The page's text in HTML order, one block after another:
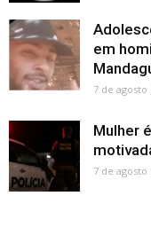
em
7 de agosto
Mulher
7 de agosto